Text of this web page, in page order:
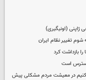
ژاپنی (اونیگیری)
تغییر نظام ایران
بازداشت کرد
دسترس است
کنیم در معیشت مردم مشکلی پیش